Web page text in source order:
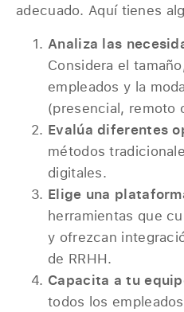
adecuado. Aquí tienes
Analiza las
Considera el
empleados y la
(presencial, remoto
Evalúa diferentes
métodos
digitales.
Elige una
herramientas que
y ofrezcan
de RRHH.
Capacita a tu
todos los